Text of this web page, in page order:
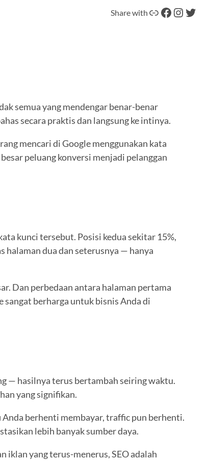
Share with Tautan Facebook Instagram Twitter
semua yang mendengar benar-benar
secara praktis dan langsung ke intinya.
mencari di Google menggunakan kata
peluang konversi menjadi pelanggan
kunci tersebut. Posisi kedua sekitar 15%,
halaman dua dan seterusnya — hanya
Dan perbedaan antara halaman pertama
berharga untuk bisnis Anda di
— hasilnya terus bertambah seiring waktu.
yang signifikan.
berhenti membayar, traffic pun berhenti.
lebih banyak sumber daya.
iklan yang terus-menerus, SEO adalah